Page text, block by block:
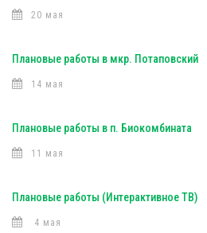
20 мая
Плановые работы в мкр. Потаповский
14 мая
Плановые работы в п. Биокомбината
11 мая
Плановые работы (Интерактивное ТВ)
4 мая